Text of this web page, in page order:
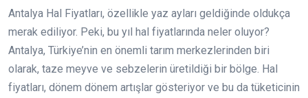
Antalya Hal Fiyatları, özellikle yaz ayları geldiğinde oldukça
merak ediliyor. Peki, bu yıl hal fiyatlarında neler oluyor?
Antalya, Türkiye’nin en önemli tarım merkezlerinden biri
olarak, taze meyve ve sebzelerin üretildiği bir bölge. Hal
fiyatları, dönem dönem artışlar gösteriyor ve bu da tüketicinin